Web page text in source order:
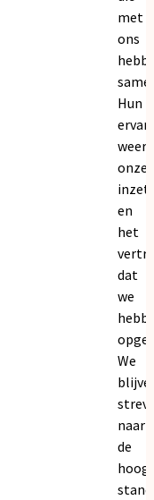
met
ons
Hun
onze
inzet
en
het
dat
we
We
naar
de